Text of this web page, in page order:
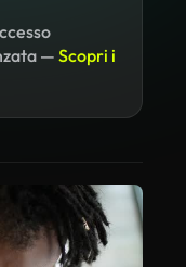
— Scopri i